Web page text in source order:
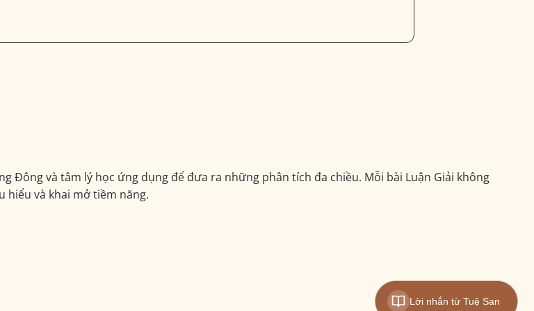
Lời nhắn từ Tuệ San
Đông và tâm lý học ứng dụng để đưa ra những phân tích đa chiều. Mỗi bài Luận Giải không
hiểu và khai mở tiềm năng.